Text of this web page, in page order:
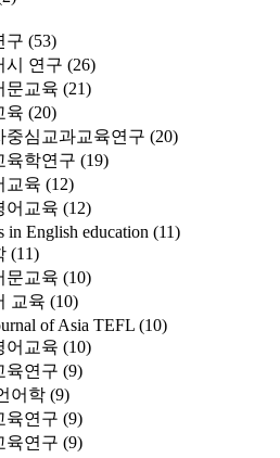
구 (53)
시 연구 (26)
문교육 (21)
육 (20)
중심교과교육연구 (20)
육학연구 (19)
교육 (12)
어교육 (12)
in English education (11)
(11)
문교육 (10)
교육 (10)
of Asia TEFL (10)
어교육 (10)
육연구 (9)
어학 (9)
육연구 (9)
육연구 (9)